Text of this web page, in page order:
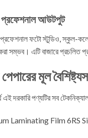
প্রফেশনাল আউটপুট
ফটো স্টুডিও, স্কুল-
সম্ভব। এটি বাজারে প্রচলিত
পেপারের মূল
এই দরকারি পণ্যটির সব
Laminating Film 6RS Size